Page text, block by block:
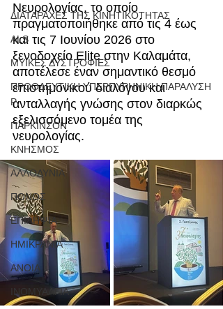
ΔΙΑΤΑΡΑΧΕΣ ΤΗΣ ΚΙΝΗΤΙΚΟΤΗΤΑΣ
ALS
ΜΥΪΚΕΣ ΔΥΣΤΡΟΦΙΕΣ
ΠΡΟΟΔΕΥΤΙΚΗ ΥΠΕΡΠΥΡΗΝΙΚΗ ΠΑΡΑΛΥΣΗ
P
ΠΑΡΚΙΝΣΟΝ
ΚΝΗΣΜΟΣ
ΑΛΛΟΔΥΝΙΑ
ΠΟΝΟΣ
ΕΠΙΛΗΨΙΑ
ΗΜΙΚΡΑΝΙΑ
ΑΝΟΙΑ
ΙΝΟΜΥΑΛΓΙΑ
Νευρολογίας, το οποίο
πραγματοποιήθηκε από τις 4 έως
και τις 7 Ιουνίου 2026 στο
ξενοδοχείο Elite στην Καλαμάτα,
αποτέλεσε έναν σημαντικό θεσμό
επιστημονικού διαλόγου και
ανταλλαγής γνώσης στον διαρκώς
εξελισσόμενο τομέα της
νευρολογίας.